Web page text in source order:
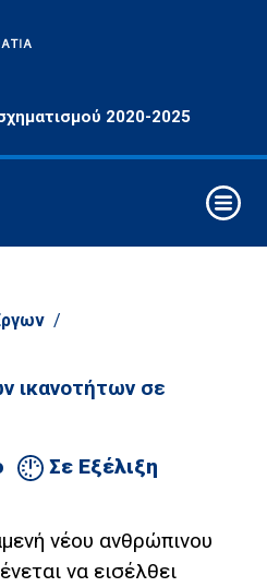
2020-2025
/
ικανοτήτων σε
Σε Εξέλιξη
νέου ανθρώπινου
να εισέλθει